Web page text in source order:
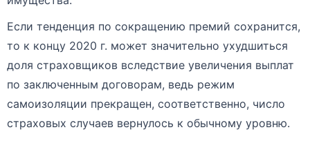
Если тенденция по сокращению премий сохранится,
то к концу 2020 г. может значительно ухудшиться
доля страховщиков вследствие увеличения выплат
по заключенным договорам, ведь режим
самоизоляции прекращен, соответственно, число
страховых случаев вернулось к обычному уровню.